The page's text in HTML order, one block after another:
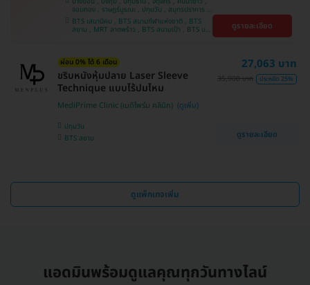
จอมทอง , ราษฎร์บูรณะ , ปทุมวัน , สมุทรปราการ ,
ลาดพร้าว , พญาไท , ภาษีเจริญ , พระโขนง , บางรัก
, หนองแขม , บริการถึงบ้าน , ราชเทวี , บางนา ,
คลองเตย , ตลิ่งชัน
BTS เสนานิคม , BTS สนามกีฬาแห่งชาติ , BTS
สยาม , MRT ลาดพร้าว , BTS สนามเป้า , BTS บาง ดูรายละเอียด
ผ่อน 0% ได้ 6 เดือน
ขริบหนังหุ้มปลาย Laser Sleeve
Technique แบบไร้ปมไหม
MediPrime Clinic (เมดิไพร์ม คลินิก)
ปทุมวัน
BTS สยาม
27,063 บาท
35,900 บาท ประหยัด 25%
ดูรายละเอียด
ดูแพ็กเกจเพิ่ม
แอดมินพร้อมดูแลคุณทุกวันทางไลน์